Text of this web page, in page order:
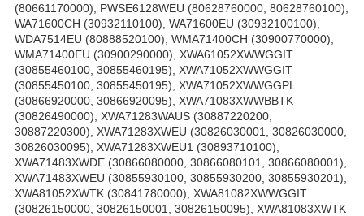
(80661170000), PWSE6128WEU (80628760000, 80628760100),
WA71600CH (30932110100), WA71600EU (30932100100),
WDA7514EU (80888520100), WMA71400CH (30900770000),
WMA71400EU (30900290000), XWA61052XWWGGIT
(30855460100, 30855460195), XWA71052XWWGGIT
(30855450100, 30855450195), XWA71052XWWGGPL
(30866920000, 30866920095), XWA71083XWWBBTK
(30826490000), XWA71283WAUS (30887220200,
30887220300), XWA71283XWEU (30826030001, 30826030000,
30826030095), XWA71283XWEU1 (30893710100),
XWA71483XWDE (30866080000, 30866080101, 30866080001),
XWA71483XWEU (30855930100, 30855930200, 30855930201),
XWA81052XWTK (30841780000), XWA81082XWWGGIT
(30826150000, 30826150001, 30826150095), XWA81083XWTK